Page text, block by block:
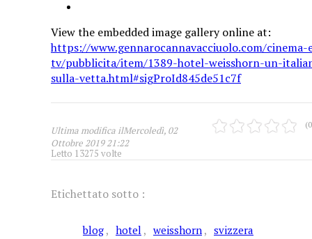
View the embedded image gallery online at:
https://www.gennarocannavacciuolo.com/cinema-
tv/pubblicita/item/1389-hotel-weisshorn-un-
sulla-vetta.html#sigProId845de51c7f
Ultima modifica ilMercoledì, 02
Ottobre 2019 21:22
Letto 13275 volte
Etichettato sotto :
blog hotel weisshorn svizzera